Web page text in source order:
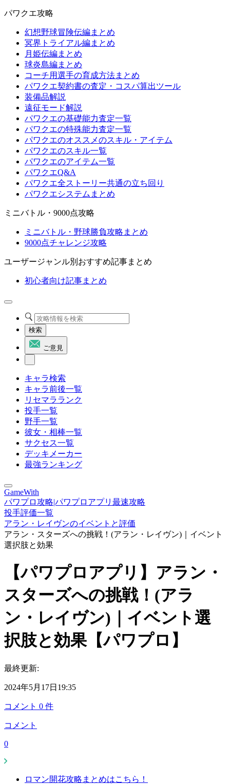
パワクエ攻略
幻想野球冒険伝編まとめ
冥界トライアル編まとめ
月姫伝編まとめ
球炎島編まとめ
コーチ用選手の育成方法まとめ
パワクエ契約書の査定・コスパ算出ツール
装備品解説
遠征モード解説
パワクエの基礎能力査定一覧
パワクエの特殊能力査定一覧
パワクエのオススメのスキル・アイテム
パワクエのスキル一覧
パワクエのアイテム一覧
パワクエQ&A
パワクエ全ストーリー共通の立ち回り
パワクエシステムまとめ
ミニバトル・9000点攻略
ミニバトル・野球勝負攻略まとめ
9000点チャレンジ攻略
ユーザージャンル別おすすめ記事まとめ
初心者向け記事まとめ
検索
ご意見
キャラ検索
キャラ前後一覧
リセマラランク
投手一覧
野手一覧
彼女・相棒一覧
サクセス一覧
デッキメーカー
最強ランキング
GameWith
パワプロ攻略|パワプロアプリ最速攻略
投手評価一覧
アラン・レイヴンのイベントと評価
アラン・スターズへの挑戦！(アラン・レイヴン)｜イベント
選択肢と効果
【パワプロアプリ】アラン・
スターズへの挑戦！(アラ
ン・レイヴン)｜イベント選
択肢と効果【パワプロ】
最終更新:
2024年5月17日19:35
コメント 0 件
コメント
0
ロマン開花攻略まとめはこちら！